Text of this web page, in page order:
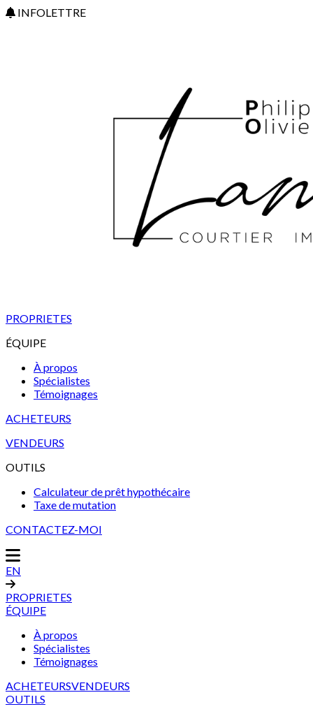
INFOLETTRE
PROPRIETES
ÉQUIPE
À propos
Spécialistes
Témoignages
ACHETEURS
VENDEURS
OUTILS
Calculateur de prêt hypothécaire
Taxe de mutation
CONTACTEZ-MOI
EN
PROPRIETES
ÉQUIPE
À propos
Spécialistes
Témoignages
ACHETEURSVENDEURS
OUTILS